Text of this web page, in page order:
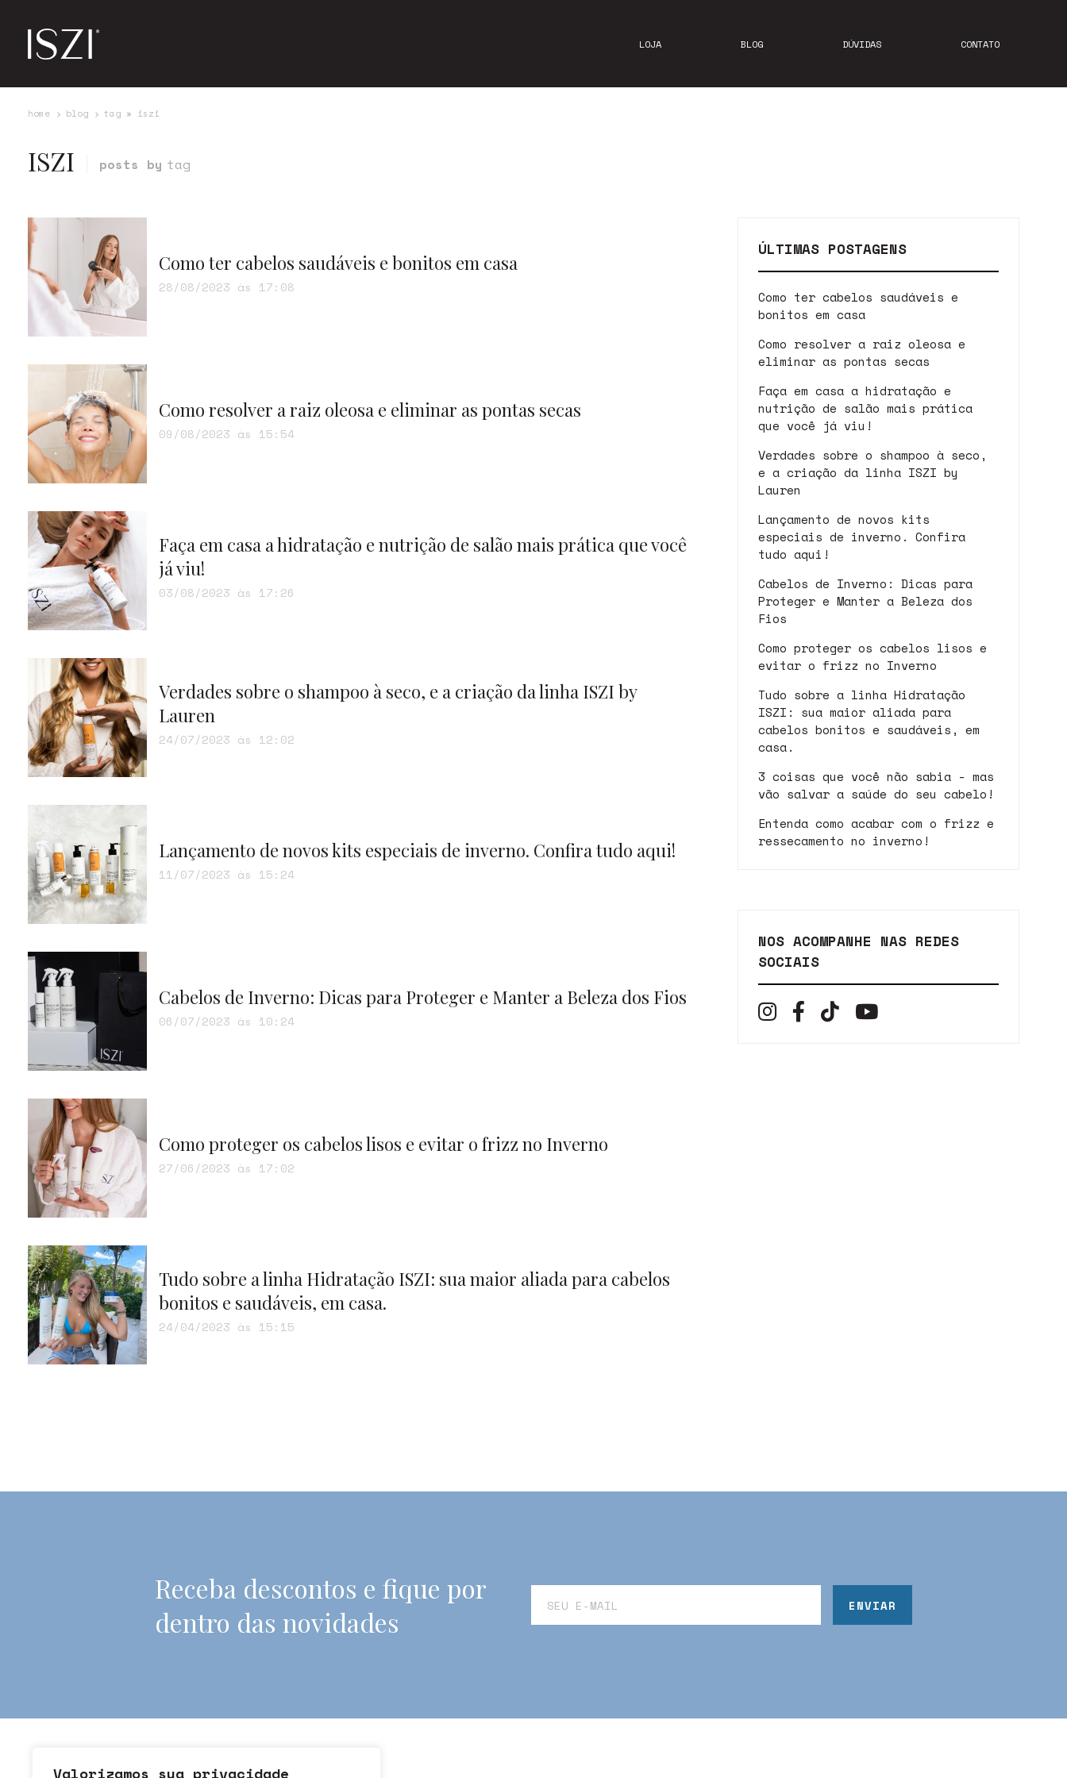
Valorizamos sua privacidade
LOJA BLOG DÚVIDAS CONTATO
home blog tag » iszi
ISZI posts by tag
Como ter cabelos saudáveis e bonitos em casa
28/08/2023 às 17:08
Como resolver a raiz oleosa e eliminar as pontas secas
09/08/2023 às 15:54
Faça em casa a hidratação e nutrição de salão mais prática que você
já viu!
03/08/2023 às 17:26
Verdades sobre o shampoo à seco, e a criação da linha ISZI by
Lauren
24/07/2023 às 12:02
Lançamento de novos kits especiais de inverno. Confira tudo aqui!
11/07/2023 às 15:24
Cabelos de Inverno: Dicas para Proteger e Manter a Beleza dos Fios
06/07/2023 às 10:24
Como proteger os cabelos lisos e evitar o frizz no Inverno
27/06/2023 às 17:02
Tudo sobre a linha Hidratação ISZI: sua maior aliada para cabelos
bonitos e saudáveis, em casa.
24/04/2023 às 15:15
ÚLTIMAS POSTAGENS
Como ter cabelos saudáveis e
bonitos em casa
Como resolver a raiz oleosa e
eliminar as pontas secas
Faça em casa a hidratação e
nutrição de salão mais prática
que você já viu!
Verdades sobre o shampoo à seco,
e a criação da linha ISZI by
Lauren
Lançamento de novos kits
especiais de inverno. Confira
tudo aqui!
Cabelos de Inverno: Dicas para
Proteger e Manter a Beleza dos
Fios
Como proteger os cabelos lisos e
evitar o frizz no Inverno
Tudo sobre a linha Hidratação
ISZI: sua maior aliada para
cabelos bonitos e saudáveis, em
casa.
3 coisas que você não sabia - mas
vão salvar a saúde do seu cabelo!
Entenda como acabar com o frizz e
ressecamento no inverno!
NOS ACOMPANHE NAS REDES
SOCIAIS
Receba descontos e fique por
dentro das novidades